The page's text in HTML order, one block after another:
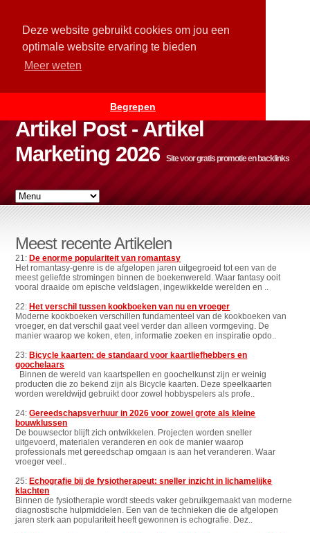
Deze website gebruikt cookies om jou een
optimale website ervaring te bieden
Meer weten
Begrepen
Artikel Post - Artikel
Marketing 2026
Site voor gratis promotie en backlinks
Meest recente Artikelen
21:De enorme populariteit van romantasy
Het romantasy-genre is de afgelopen jaren uitgegroeid tot een van de
meest geliefde stromingen binnen de boekenwereld. Waar fantasy ooit
vooral draaide om epische veldslagen, ingewikkelde werelden en ..
22:Het verschil tussen kookboeken van nu en vroeger
Moderne kookboeken verschillen fundamenteel van de kookboeken van
vroeger, en dat verschil gaat veel verder dan alleen vormgeving. De
manier waarop we koken, eten, informatie zoeken en inspiratie opdo..
23:Bicycle kaarten: de standaard voor kaartliefhebbers en
goochelaars
Binnen de wereld van kaartspellen en goochelkunst zijn er weinig
producten die zo bekend zijn als Bicycle kaarten. Deze speelkaarten
worden wereldwijd gebruikt door zowel hobbyspelers als profe..
24:Gereedschapsverhuur in 2026 voor zowel grote als kleine
bouwklussen
De bouwsector blijft zich ontwikkelen. Projecten worden sneller
uitgevoerd, materialen veranderen en ook de manier waarop
professionals met gereedschap omgaan is aan het veranderen. Waar
vroeger veel..
25:Echografie bij de fysiotherapeut: sneller inzicht in lichamelijke
klachten
Binnen de fysiotherapie wordt steeds vaker gebruikgemaakt van moderne
diagnostische hulpmiddelen. Een van de technieken die de afgelopen
jaren sterk aan populariteit heeft gewonnen is echografie. Dez..